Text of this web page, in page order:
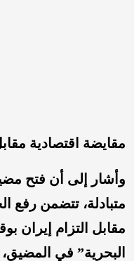
مقايضة اقتصادية
وأشار إلى أن فتح
متبادلة، تتضمن رفع
مقابل التزام إيران
البحرية” في